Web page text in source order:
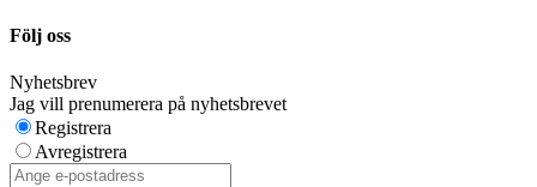
Följ oss
Nyhetsbrev
Jag vill prenumerera på nyhetsbrevet
Registrera
Avregistrera